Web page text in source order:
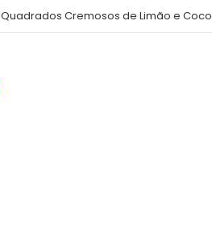
Quadrados Cremosos de Limão e Coco